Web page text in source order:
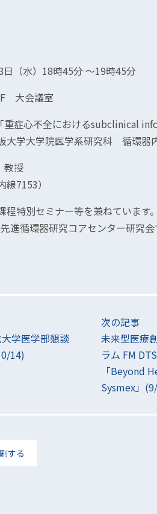
（水）18時45分 ～19時45分
大会議室
重症心不全におけるsubclinical
大学大学院医学系研究科 循環
授
7153）
特別セミナー等を兼ねています。
進循環器研究コアセンター研究会
学医学部懇談
14)
次の記事
未来型医療
ラム FM
「Beyond
Sysmex」(9/
する